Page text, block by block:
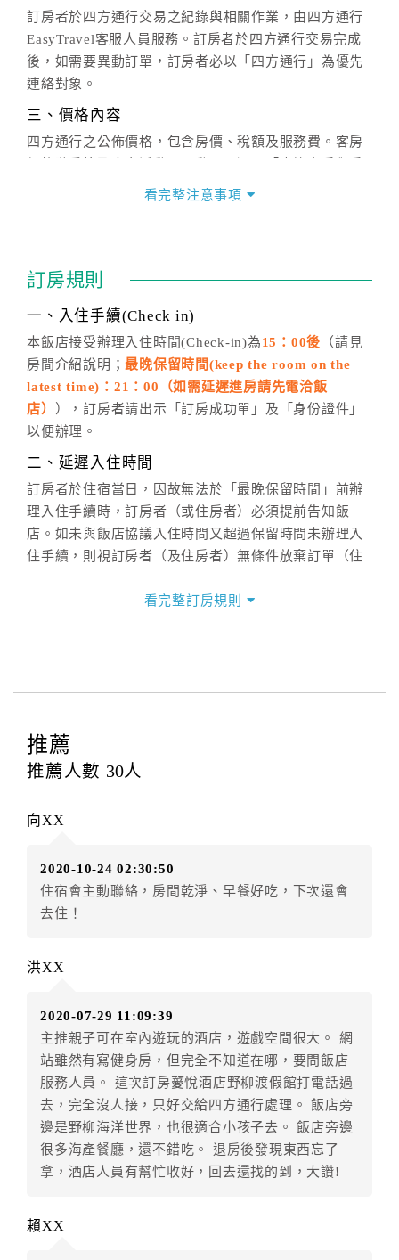
訂房者於四方通行交易之紀錄與相關作業，由四方通行
EasyTravel客服人員服務。訂房者於四方通行交易完成
後，如需要異動訂單，訂房者必以「四方通行」為優先
連絡對象。
三、價格內容
四方通行之公佈價格，包含房價、稅額及服務費。客房
價」之當日價格為標準。
話方式異動訂單。
※非客服時間之申辦異動，皆為次日計算及辦理。
五、客服時間
週一至週日，上午9:00～晚上6:00
六、聯絡方式
週一至週日：
看完整注意事項
訂房規則
一、入住手續(Check in)
本飯店接受辦理入住時間(Check-in)為15：00後 （請見
房間介紹說明；最晚保留時間(keep the room on the
latest time)：21：00（如需延遲進房請先電洽飯
店）
），訂房者請出示「訂房成功單」及「身份證件」
以便辦理。
二、延遲入住時間
訂房者於住宿當日，因故無法於「最晚保留時間」前辦
理入住手續時，訂房者（或住房者）必須提前告知飯
店。如未與飯店協議入住時間又超過保留時間未辦理入
住手續，則視訂房者（及住房者）無條件放棄訂單（住
三、退房手續(Check out)
訂房者應於
提出申辦不得異動訂單。
每筆訂單異動限定
訂單異動後，訂單費用總計大於原訂單費用總計時，訂
訂單異動後，訂單費用總計小於原訂單費用總計時，訂
房者不得要求退其差額。（限原訂飯店）
額1個月
．訂房者使用「保留住宿金額」時，請注意！為避免飯
店客滿，敬請及早計畫，如逾時未提出申辦，視同無條
件放棄訂單（住宿權益）。 （限原訂飯店使用）
．每筆訂單異動限定乙次，限原訂飯店，異動完成後不
得辦理取消退款。
．訂單異動後，訂單費用總計大於原訂單費用總計時，
訂房者應補足差額。 限原訂飯店
．訂單異動後，訂單費用總計小於原訂單費用總計時，
六、取消訂單
看完整訂房規則
推薦
推薦人數 30人
向XX
2020-10-24 02:30:50
住宿會主動聯絡，房間乾淨、早餐好吃，下次還會
去住！
洪XX
2020-07-29 11:09:39
主推親子可在室內遊玩的酒店，遊戲空間很大。 網
站雖然有寫健身房，但完全不知道在哪，要問飯店
服務人員。 這次訂房薆悅酒店野柳渡假館打電話過
去，完全沒人接，只好交給四方通行處理。 飯店旁
邊是野柳海洋世界，也很適合小孩子去。 飯店旁邊
很多海產餐廳，還不錯吃。 退房後發現東西忘了
拿，酒店人員有幫忙收好，回去還找的到，大讚!
賴XX